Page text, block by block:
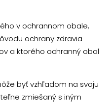
v ochrannom obale,
ochrany zdravia
a ktorého ochranný obal
byť vzhľadom na svoju
zmiešaný s iným